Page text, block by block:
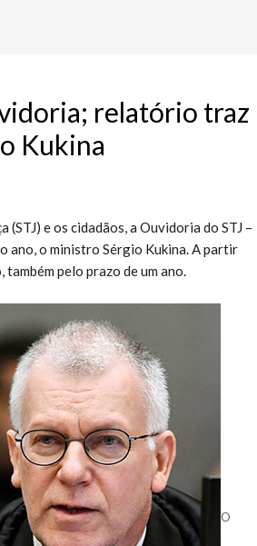
relatório traz
Kukina
e os cidadãos, a Ouvidoria do STJ –
ano, o ministro Sérgio Kukina. A partir
pelo prazo de um ano.
O